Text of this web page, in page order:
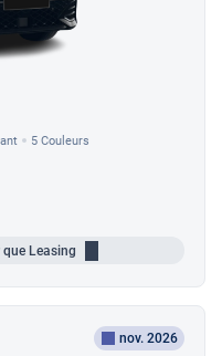
5 Couleurs
Leasing
nov. 2026